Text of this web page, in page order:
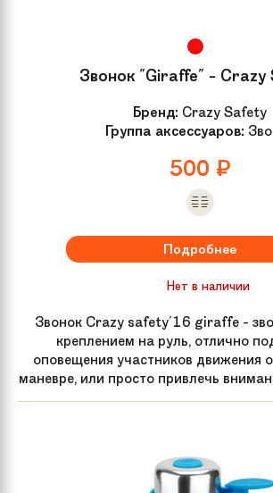
Звонок "Giraffe" - Crazy
Бренд: Crazy Safety
Группа аксессуаров:
500 ₽
Подробнее
Нет в наличии
Звонок Crazy safety'16 giraffe -
креплением на руль, отлично
оповещения участников движения
маневре, или просто привлечь